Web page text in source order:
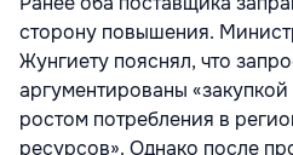
сторону повышения.
Жунгиету пояснял, что
аргументированы
ростом потребления в
ресурсов». Однако после